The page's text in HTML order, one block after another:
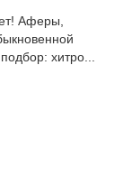
Аферы,
хитро...